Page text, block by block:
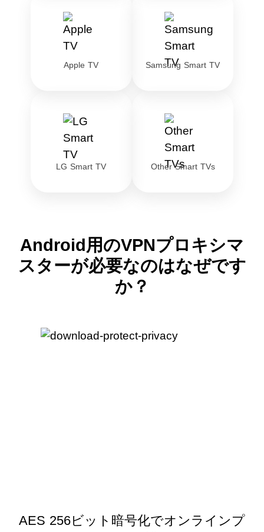
Apple TV Samsung Smart TV
LG Smart TV Other Smart TVs
Android用のVPNプロキシマ
スターが必要なのはなぜです
か？
AES 256ビット暗号化でオンラインプ